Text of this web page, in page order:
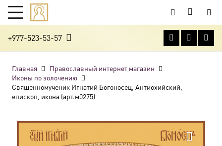
+977-523-53-57
Главная
Православный интернет магазин
Иконы по золочению
Священномученик Игнатий Богоносец, Антиохийский,
епископ, икона (арт.м0275)